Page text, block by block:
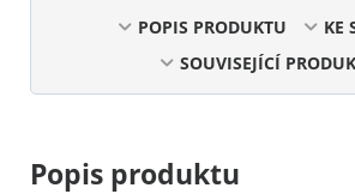
POPIS PRODUKTU
KE
SOUVISEJÍCÍ
Popis produktu